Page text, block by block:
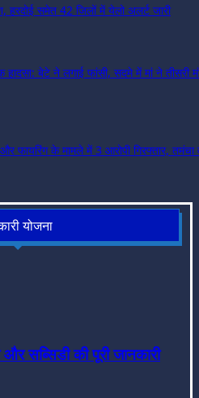
हरदोई समेत 42 जिलों में येलो अलर्ट जारी
बेटे ने लगाई फांसी, सदमे में मां ने तीसरी
फायरिंग के मामले में 3 आरोपी गिरफ्तार, तमंचा
योजना
सब्सिडी की पूरी जानकारी